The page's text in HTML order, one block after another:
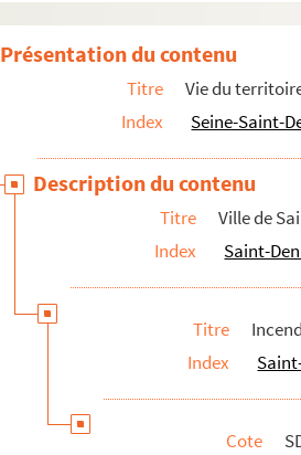
Présentation du contenu
Titre
Vie du
Index
Seine-Saint-
Description du contenu
Titre
Ville de
Index
Saint-
Titre
Index
Cote